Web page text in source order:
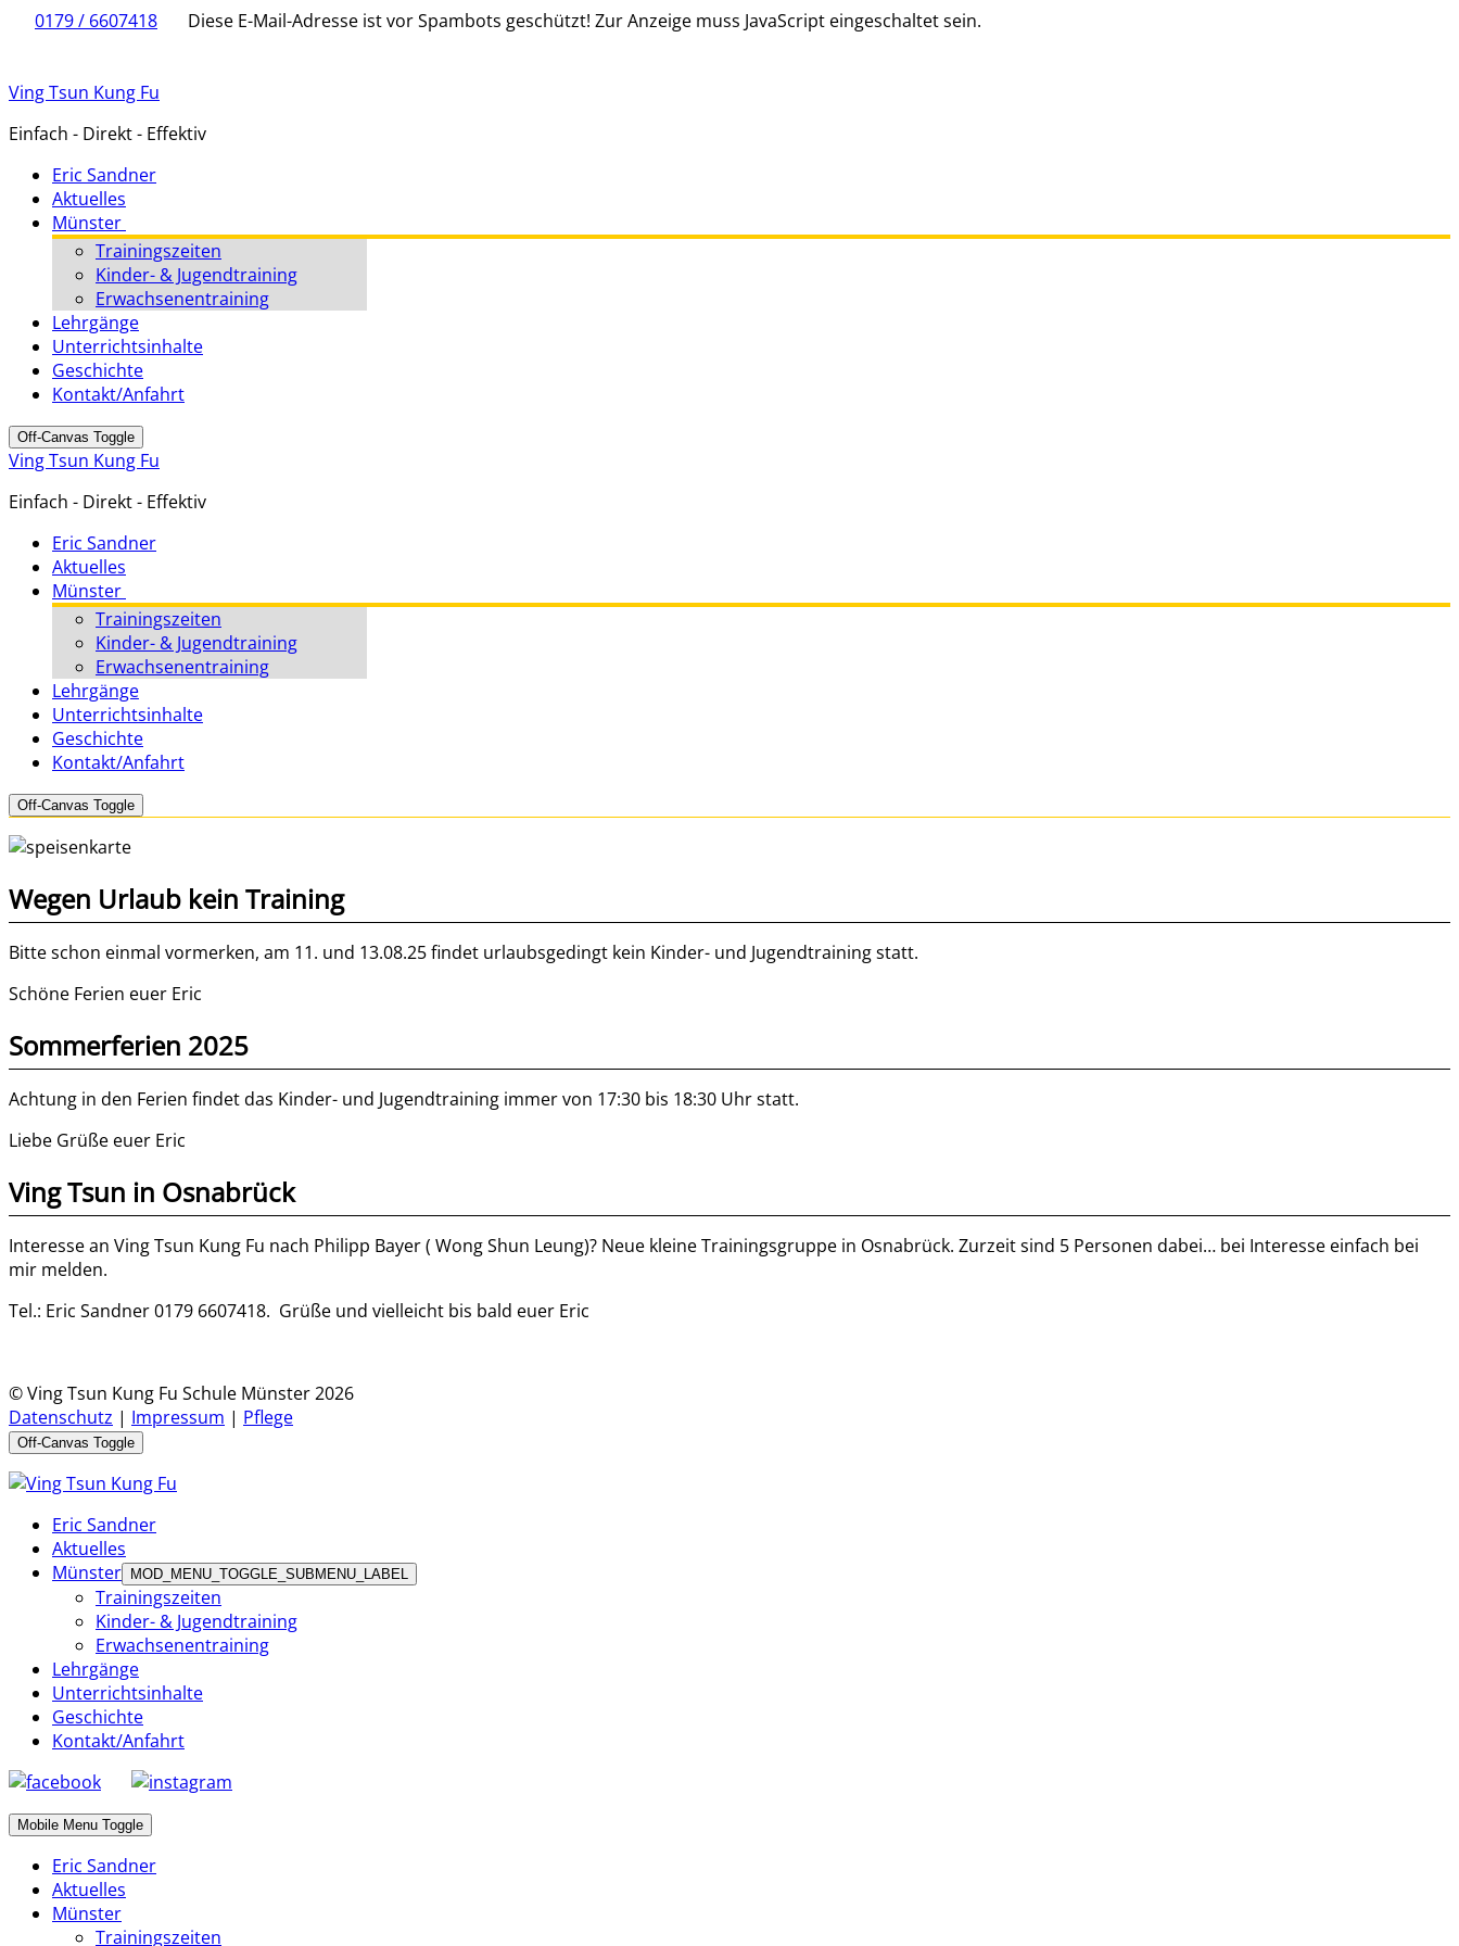
0179 / 6607418 Diese E-Mail-Adresse ist vor Spambots geschützt! Zur Anzeige muss JavaScript eingeschaltet sein.
Ving Tsun Kung Fu
Einfach - Direkt - Effektiv
Eric Sandner
Aktuelles
Münster
Trainingszeiten
Kinder- & Jugendtraining
Erwachsenentraining
Lehrgänge
Unterrichtsinhalte
Geschichte
Kontakt/Anfahrt
Off-Canvas Toggle
Ving Tsun Kung Fu
Einfach - Direkt - Effektiv
Eric Sandner
Aktuelles
Münster
Trainingszeiten
Kinder- & Jugendtraining
Erwachsenentraining
Lehrgänge
Unterrichtsinhalte
Geschichte
Kontakt/Anfahrt
Off-Canvas Toggle
Wegen Urlaub kein Training
Bitte schon einmal vormerken, am 11. und 13.08.25 findet urlaubsgedingt kein Kinder- und Jugendtraining statt.
Schöne Ferien euer Eric
Sommerferien 2025
Achtung in den Ferien findet das Kinder- und Jugendtraining immer von 17:30 bis 18:30 Uhr statt.
Liebe Grüße euer Eric
Ving Tsun in Osnabrück
Interesse an Ving Tsun Kung Fu nach Philipp Bayer ( Wong Shun Leung)? Neue kleine Trainingsgruppe in Osnabrück. Zurzeit sind 5 Personen dabei… bei Interesse einfach bei
mir melden.
Tel.: Eric Sandner 0179 6607418. Grüße und vielleicht bis bald euer Eric
© Ving Tsun Kung Fu Schule Münster 2026
Datenschutz | Impressum | Pflege
Off-Canvas Toggle
Eric Sandner
Aktuelles
Münster MOD_MENU_TOGGLE_SUBMENU_LABEL
Trainingszeiten
Kinder- & Jugendtraining
Erwachsenentraining
Lehrgänge
Unterrichtsinhalte
Geschichte
Kontakt/Anfahrt
Mobile Menu Toggle
Eric Sandner
Aktuelles
Münster
Trainingszeiten